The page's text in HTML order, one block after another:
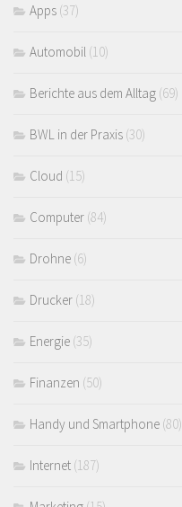
Apps (37)
Automobil (10)
Berichte aus dem Alltag (69)
BWL in der Praxis (30)
Cloud (15)
Computer (84)
Drohne (6)
Drucker (18)
Energie (35)
Finanzen (50)
Handy und Smartphone (80)
Internet (187)